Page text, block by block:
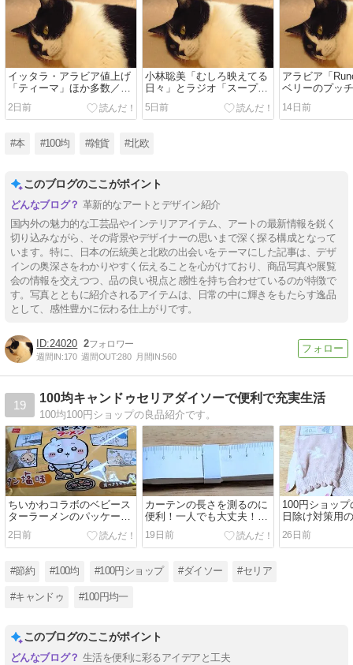
イッタラ・アラビア値上げ
「ティーマ」ほか多数／9
月1日から
2日前
小林聡美「むしろ映えてる
日々」とラジオ「スープの
じかん」のこと
5日前
アラビア「
ベリーのプッ
scope
14日前
#本 #100均 #雑貨 #北欧
このブログのここがポイント
革新的なアートとデザイン紹介
国内外の魅力的な工芸品やインテリアアイテム、アートの最新情報を鋭く
切り込みながら、その背景やデザイナーの思いまで深く探る構成となって
います。特に、日本の伝統美と北欧の出会いをテーマにした記事は、デザ
インの奥深さをわかりやすく伝えることを心がけており、商品写真や展覧
会の情報を交えつつ、品の良い視点と感性を持ち合わせているのが特徴で
す。写真とともに紹介されるアイテムは、日常の中に輝きをもたらす逸品
として、感性豊かに伝わる仕上がりです。
24020 2
週間IN:170 週間OUT:280 月間IN:560
19
100均キャンドゥセリアダイソーで便利で充実生活
100均100円ショップの良品紹介です。
ちいかわコラボのベビース
ターラーメンのパッケージ
を活用！スマホケース！
2日前
カーテンの長さを測るのに
便利！一人でも大丈夫！ニ
トリでもらえる紙メジャ
ー！
19日前
100円ショッ
日除け対策用
袋！室内では
も！
26日前
#節約 #100均 #100円ショップ #ダイソー #セリア
#キャンドゥ #100円均一
このブログのここがポイント
生活を便利に彩るアイデアと工夫